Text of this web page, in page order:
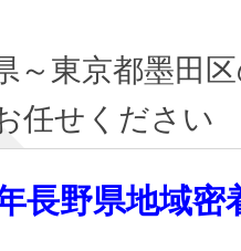
～東京都墨田
任せください
長野県地域密